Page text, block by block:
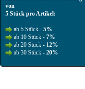
von
5 Stück pro Artikel:
ab 5 Stück - 5%
ab 10 Stück - 7%
ab 20 Stück - 12%
ab 30 Stück - 20%